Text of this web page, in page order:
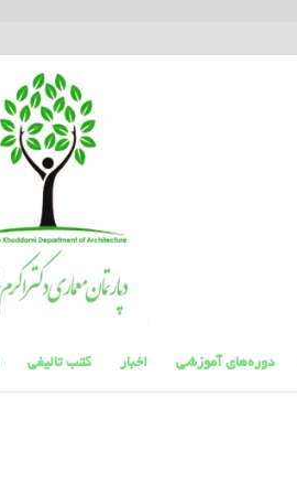
دوره‌های آموزشی اخبار کتب تالیفی